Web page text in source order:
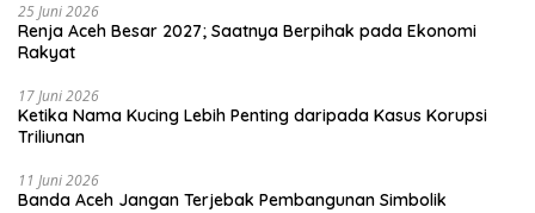
25 Juni 2026
Renja Aceh Besar 2027; Saatnya Berpihak pada Ekonomi
Rakyat
17 Juni 2026
Ketika Nama Kucing Lebih Penting daripada Kasus Korupsi
Triliunan
11 Juni 2026
Banda Aceh Jangan Terjebak Pembangunan Simbolik